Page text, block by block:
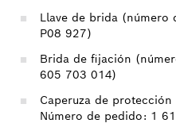
Llave de brida (número
P08 927)
Brida de fijación
605 703 014)
Caperuza de protección
Número de pedido: 1